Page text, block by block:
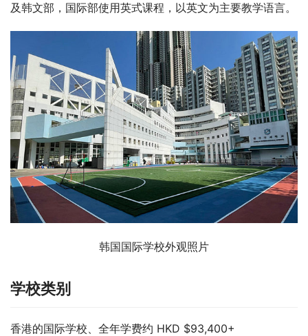
及韩文部，国际部使用英式课程，以英文为主要教学语言。
韩国国际学校外观照片
学校类别
香港的国际学校、全年学费约 HKD $93,400+